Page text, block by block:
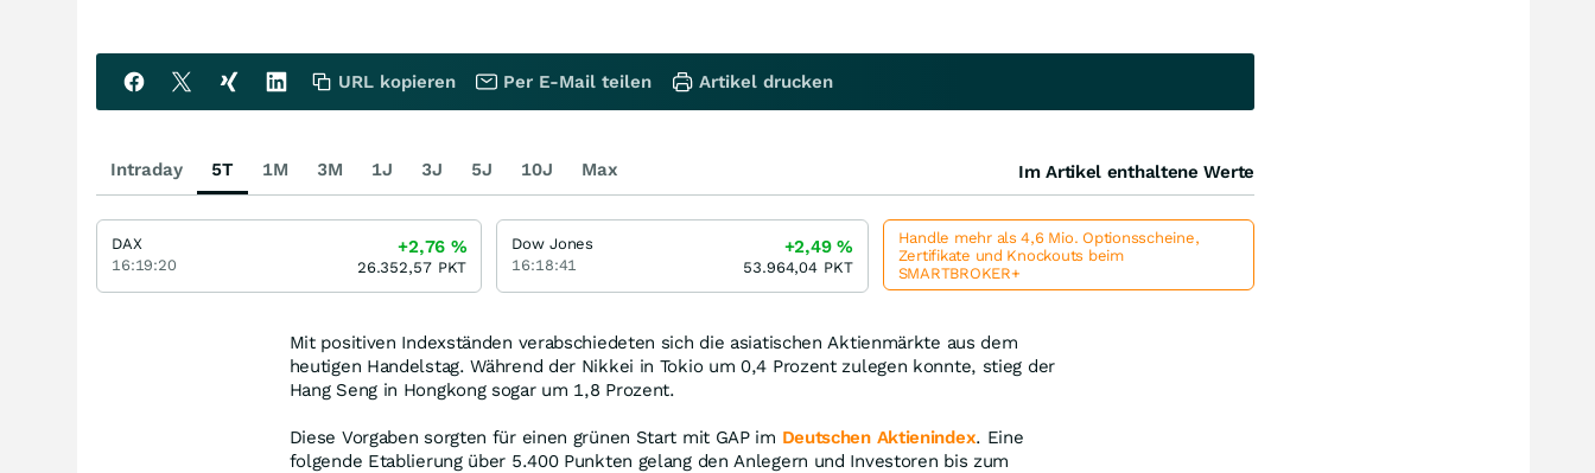
Mit positiven Indexständen verabschiedeten sich die asiatischen Aktienmärkte aus dem
heutigen Handelstag. Während der Nikkei in Tokio um 0,4 Prozent zulegen konnte, stieg der
Hang Seng in Hongkong sogar um 1,8 Prozent.
Diese Vorgaben sorgten für einen grünen Start mit GAP im Deutschen Aktienindex. Eine
folgende Etablierung über 5.400 Punkten gelang den Anlegern und Investoren bis zum
URL kopieren Per E-Mail teilen Artikel drucken
Intraday 5T 1M 3M 1J 3J 5J 10J Max Im Artikel enthaltene Werte
DAX
16:19:20
+2,76 %
26.352,57 PKT
Dow Jones
16:18:41
+2,49 %
53.964,04 PKT
Handle mehr als 4,6 Mio. Optionsscheine,
Zertifikate und Knockouts beim
SMARTBROKER+